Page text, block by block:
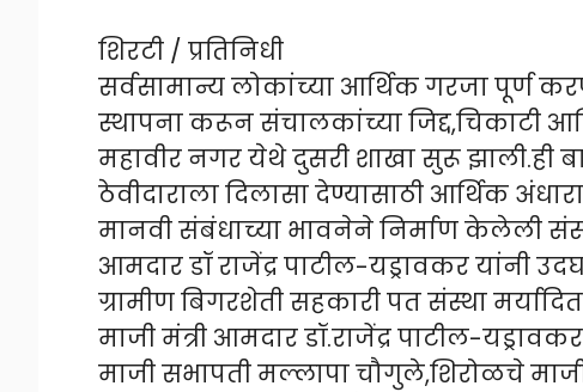
शिरटी / प्रतिनिधी
सर्वसामान्य लोकांच्या आर्थिक गरजा पूर्ण
स्थापना करून संचालकांच्या जिद्द,चिकाटी
महावीर नगर येथे दुसरी शाखा सुरू झाली.ही
ठेवीदाराला दिलासा देण्यासाठी आर्थिक
मानवी संबंधाच्या भावनेने निर्माण केलेली
आमदार डॉ राजेंद्र पाटील-यड्रावकर यांनी
ग्रामीण बिगरशेती सहकारी पत संस्था
माजी मंत्री आमदार डॉ.राजेंद्र पाटील-
माजी सभापती मल्लापा चौगुले,शिरोळचे